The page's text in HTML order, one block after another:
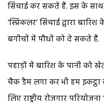
सिंचाई कर सकते हैं. इस के साथ
‘स्प्रिंकलर’ सिंचाई द्वारा
बगीचों में पौधों को दे सकते हैं.
पहाड़ों में बारिश के पानी को
चैक डैम लगा कर भी हम
लिए राष्ट्रीय रोजगार